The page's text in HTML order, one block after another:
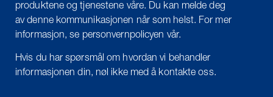
produktene og tjenestene våre. Du kan melde deg
av denne kommunikasjonen når som helst. For mer
informasjon, se personvernpolicyen vår.
Hvis du har spørsmål om hvordan vi behandler
informasjonen din, nøl ikke med å kontakte oss.